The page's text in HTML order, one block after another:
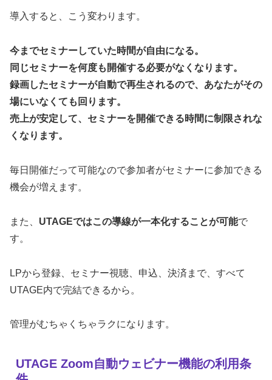
導入すると、こう変わります。
今までセミナーしていた時間が自由になる。
同じセミナーを何度も開催する必要がなくなります。
録画したセミナーが自動で再生されるので、あなたがその
場にいなくても回ります。
売上が安定して、セミナーを開催できる時間に制限されな
くなります。
毎日開催だって可能なので参加者がセミナーに参加できる
機会が増えます。
また、 UTAGEではこの導線が一本化することが可能で
す。
LPから登録、セミナー視聴、申込、決済まで、すべて
UTAGE内で完結できるから。
管理がむちゃくちゃラクになります。
UTAGE Zoom自動ウェビナー機能の利用条